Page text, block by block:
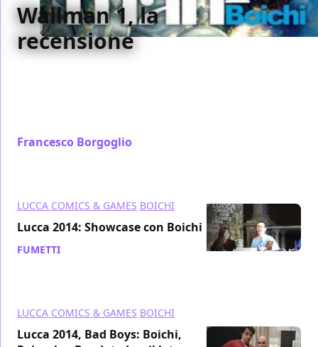
Wallman 1, la
recensione
Francesco Borgoglio
LUCCA COMICS & GAMES BOICHI
Lucca 2014: Showcase con Boichi
FUMETTI
LUCCA COMICS & GAMES BOICHI
Lucca 2014, Bad Boys: Boichi,